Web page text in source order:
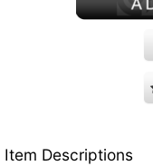
Item Descriptions